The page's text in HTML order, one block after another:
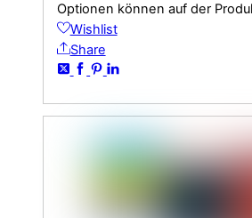
Optionen können auf der
Wishlist
Share